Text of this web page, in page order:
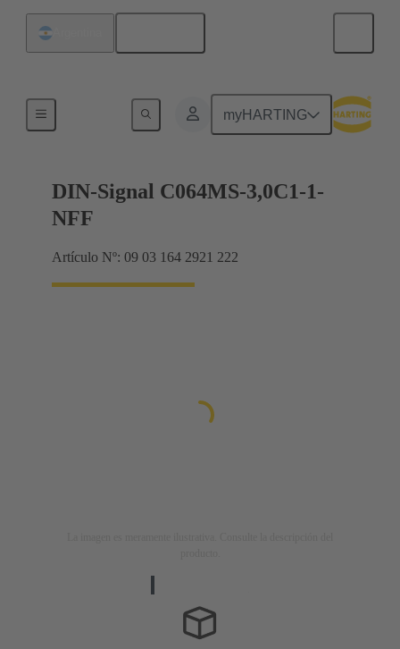
myHARTING
Terminación de placa madre a tarjeta hija
DIN-Signal C064MS-3,0C1-1-
NFF
Artículo Nº: 09 03 164 2921 222